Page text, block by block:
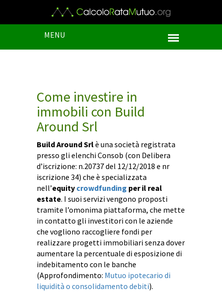
MENU
Come investire in
immobili con Build
Around Srl
Build Around Srlè una società registrata
presso gli elenchi Consob (con Delibera
d’iscrizione: n.20737 del 12/12/2018 e nr
iscrizione 34) che è specializzata
nell’equity crowdfunding per il real
estate. I suoi servizi vengono proposti
tramite l’omonima piattaforma, che mette
in contatto gli investitori con le aziende
che vogliono raccogliere fondi per
realizzare progetti immobiliari senza dover
aumentare la percentuale di esposizione di
indebitamento con le banche
(Approfondimento: Mutuo ipotecario di
liquidità o consolidamento debiti).